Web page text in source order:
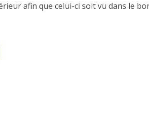
afin que celui-ci soit vu dans le